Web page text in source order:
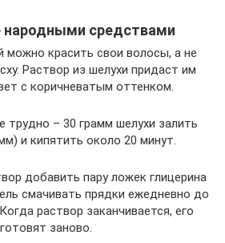
народными средствами
можно красить свои волосы, а не
Раствор из шелухи придаст им
с коричневатым оттенком.
трудно – 30 грамм шелухи залить
и кипятить около 20 минут.
добавить пару ложек глицерина
смачивать прядки ежедневно до
раствор заканчивается, его
готовят заново.